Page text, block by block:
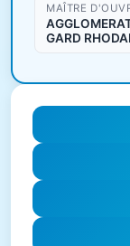
MAÎTRE
GARD